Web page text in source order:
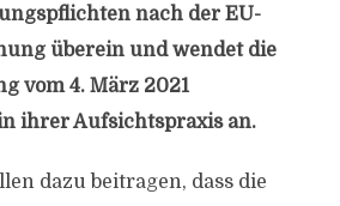
nach der EU-
überein und wendet die
vom 4. März 2021
ihrer Aufsichtspraxis an.
dazu beitragen, dass die